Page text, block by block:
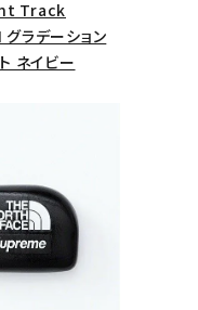
Track
ラデーション
ネイビー